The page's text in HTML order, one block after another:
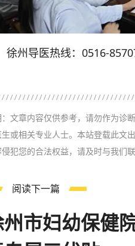
州导医热线：0516-
：文章内容仅供参考，请勿作为诊
或相关专业人士。本站登载此文
犯您的合法权益，请及时与我们联
阅读下一篇
市妇幼保健